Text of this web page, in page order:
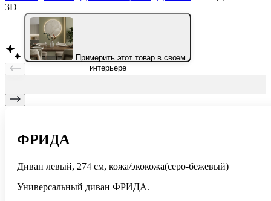
3D
Примерить этот товар в своем
интерьере
ФРИДА
Диван левый, 274 см, кожа/экокожа(серо-бежевый)
Универсальный диван ФРИДА.